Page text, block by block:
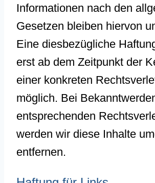
Informationen nach den
Gesetzen bleiben hiervon
Eine diesbezügliche
erst ab dem Zeitpunkt der
einer konkreten
möglich. Bei
entsprechenden
werden wir diese Inhalte
entfernen.